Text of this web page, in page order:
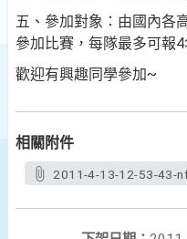
五、參加對象：由國內各
參加比賽，每隊最多可報
歡迎有興趣同學參加~
相關附件
2011-4-13-12-53-43-